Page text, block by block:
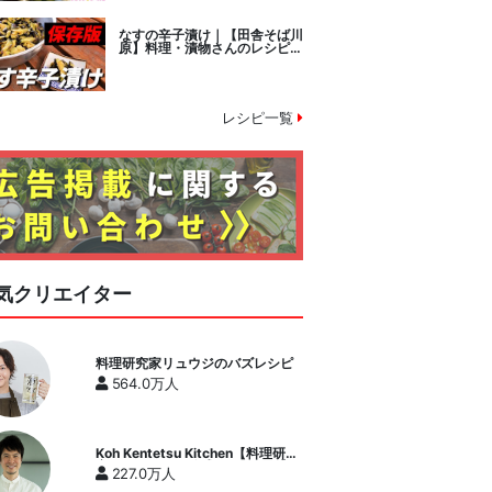
なすの辛子漬け｜【田舎そば川
原】料理・漬物さんのレシピ書
き起こし
レシピ一覧
クリエイター
料理研究家リュウジのバズレシピ
564.0万人
Koh Kentetsu Kitchen【料理研究
家コウケンテツ公式チャンネル】
227.0万人